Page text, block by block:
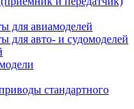
для авиамоделей
для авто- и судомоделей
стандартного